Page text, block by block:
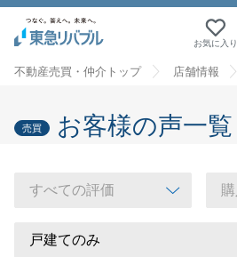
お気に入り
不動産売買・仲介トップ 店舗情報
売買 お客様の声一覧